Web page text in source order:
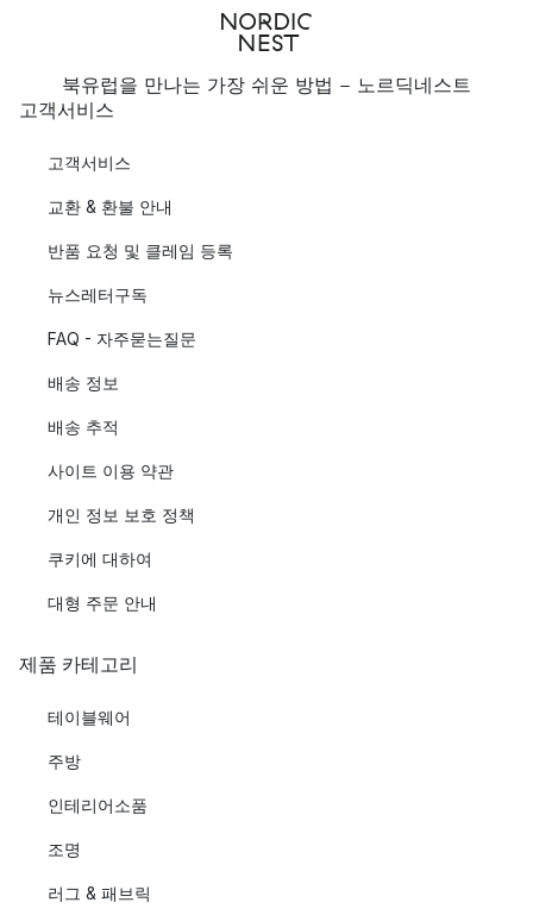
북유럽을 만나는 가장 쉬운 방법 - 노르딕네스트
고객서비스
고객서비스
교환 & 환불 안내
반품 요청 및 클레임 등록
뉴스레터구독
FAQ - 자주묻는질문
배송 정보
배송 추적
사이트 이용 약관
개인 정보 보호 정책
쿠키에 대하여
대형 주문 안내
제품 카테고리
테이블웨어
주방
인테리어소품
조명
러그 & 패브릭